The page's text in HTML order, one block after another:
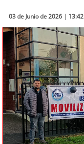
Deportes
Tecnología
Sostenibilidad
soychile
soyarica
soyiquique
03 de Junio de 2026 | 13:42